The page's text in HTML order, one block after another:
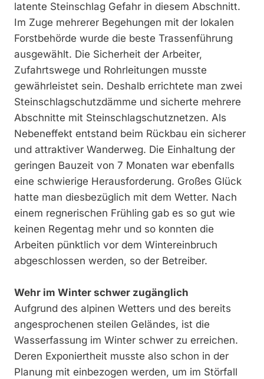
latente Steinschlag Gefahr in diesem Abschnitt.
Im Zuge mehrerer Begehungen mit der lokalen
Forstbehörde wurde die beste Trassenführung
ausgewählt. Die Sicherheit der Arbeiter,
Zufahrtswege und Rohrleitungen musste
gewährleistet sein. Deshalb errichtete man zwei
Steinschlagschutzdämme und sicherte mehrere
Abschnitte mit Steinschlagschutznetzen. Als
Nebeneffekt entstand beim Rückbau ein sicherer
und attraktiver Wanderweg. Die Einhaltung der
geringen Bauzeit von 7 Monaten war ebenfalls
eine schwierige Herausforderung. Großes Glück
hatte man diesbezüglich mit dem Wetter. Nach
einem regnerischen Frühling gab es so gut wie
keinen Regentag mehr und so konnten die
Arbeiten pünktlich vor dem Wintereinbruch
abgeschlossen werden, so der Betreiber.
Wehr im Winter schwer zugänglich
Aufgrund des alpinen Wetters und des bereits
angesprochenen steilen Geländes, ist die
Wasserfassung im Winter schwer zu erreichen.
Deren Exponiertheit musste also schon in der
Planung mit einbezogen werden, um im Störfall